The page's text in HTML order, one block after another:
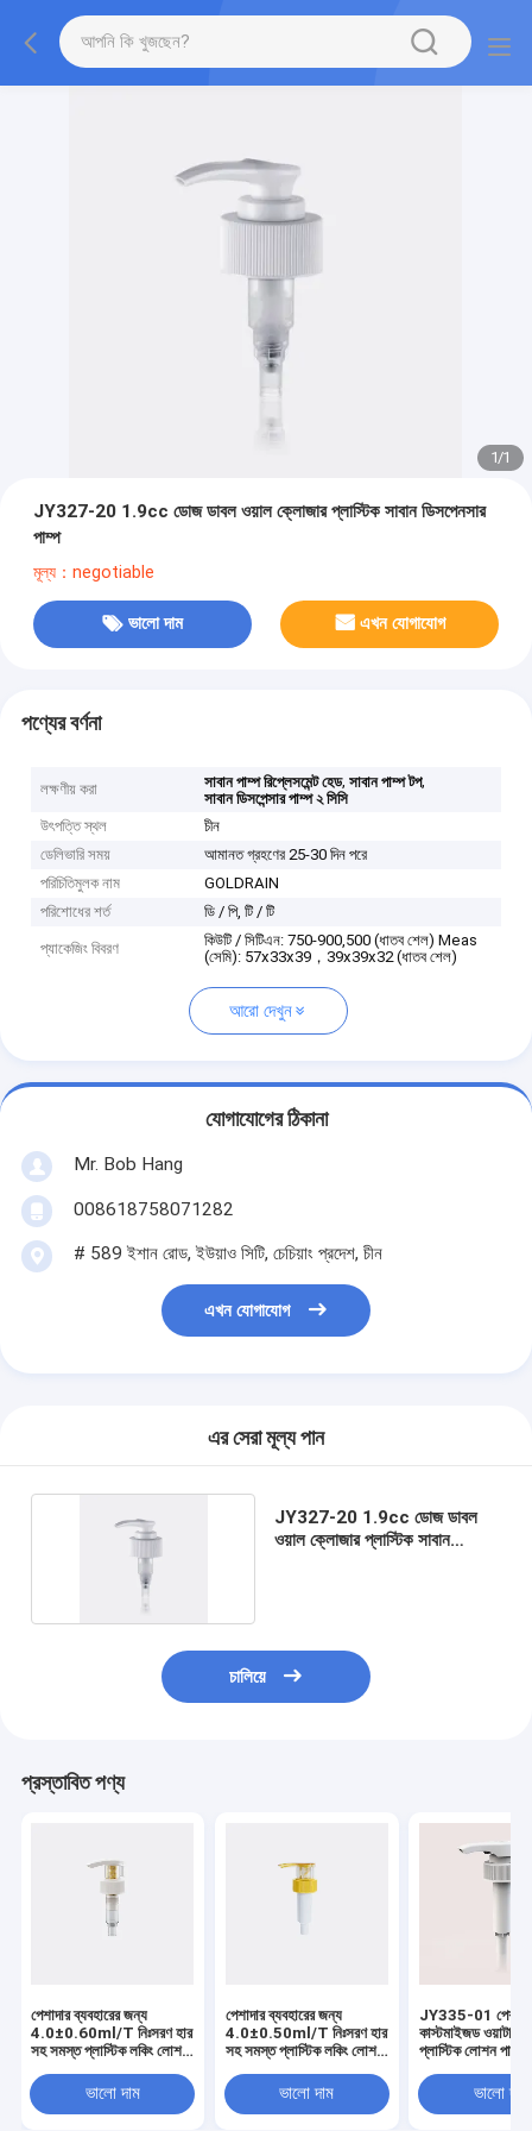
1/1
JY327-20 1.9cc ডোজ ডাবল ওয়াল ক্লোজার প্লাস্টিক সাবান ডিসপেনসার
পাম্প
মূল্য：negotiable
ভালো দাম এখন যোগাযোগ
পণ্যের বর্ণনা
লক্ষণীয় করা সাবান পাম্প রিপ্লেসমেন্ট হেড,সাবান পাম্প টপ,
সাবান ডিসপেন্সার পাম্প ২ সিসি
উৎপত্তি স্থল
চীন
ডেলিভারি সময়
আমানত গ্রহণের 25-30 দিন পরে
পরিচিতিমুলক নাম
GOLDRAIN
পরিশোধের শর্ত
ডি / পি, টি / টি
প্যাকেজিং বিবরণ
কিউটি / সিটিএন: 750-900,500 (ধাতব শেল) Meas
(সেমি): 57x33x39，39x39x32 (ধাতব শেল)
আরো দেখুন
যোগাযোগের ঠিকানা
Mr. Bob Hang
008618758071282
# 589 ইশান রোড, ইউয়াও সিটি, চেচিয়াং প্রদেশ, চীন
এখন যোগাযোগ
এর সেরা মূল্য পান
JY327-20 1.9cc ডোজ ডাবল
ওয়াল ক্লোজার প্লাস্টিক সাবান
চালিয়ে
প্রস্তাবিত পণ্য
পেশাদার ব্যবহারের জন্য
4.0±0.60ml/T নিঃসরণ হার
সহ সমস্ত প্লাস্টিক লকিং লোশন
ভালো দাম
পেশাদার ব্যবহারের জন্য
4.0±0.50ml/T নিঃসরণ হার
সহ সমস্ত প্লাস্টিক লকিং লোশন
ভালো দাম
JY335-01
কাস্টমাইজড
প্লাস্টিক লোশন পাম্প
ভালো দাম